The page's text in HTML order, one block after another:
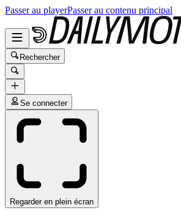
Passer au playerPasser au contenu principal
Rechercher
Se connecter
Regarder en plein écran